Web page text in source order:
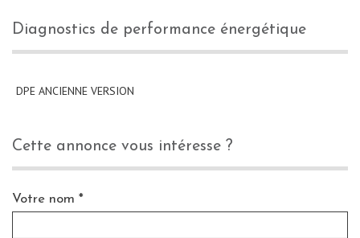
diagnostics de performance énergétique
DPE ANCIENNE VERSION
cette annonce vous intéresse ?
Votre nom *